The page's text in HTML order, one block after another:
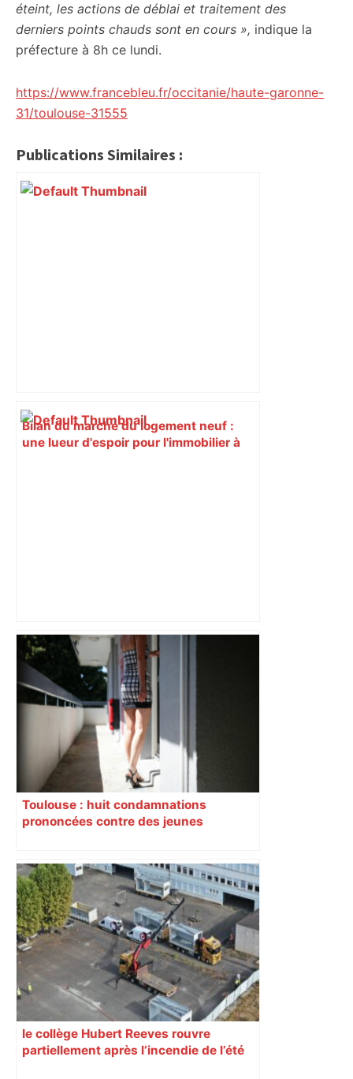
éteint, les actions de déblai et traitement des
derniers points chauds sont en cours », indique la
préfecture à 8h ce lundi.
https://www.francebleu.fr/occitanie/haute-garonne-
31/toulouse-31555
Publications Similaires :
Bilan du marché du logement neuf :
une lueur d'espoir pour l'immobilier à
Mort mystérieuse près de Toulouse :
une émission de M6 revient sur l'affaire
Christian Abraham, retrouvé la gorge
tranchée et recouvert de feuilles il y a
deux ans – ladepeche.fr
Toulouse : huit condamnations
prononcées contre des jeunes
le collège Hubert Reeves rouvre
partiellement après l’incendie de l’été